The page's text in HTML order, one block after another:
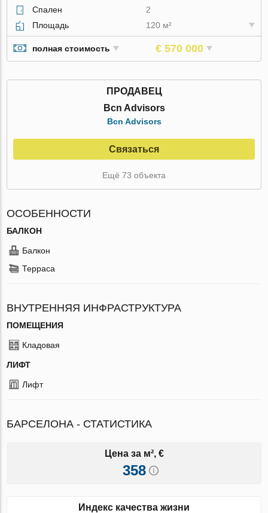
Спален
2
Площадь
120 м²
полная стоимость € 570 000
ПРОДАВЕЦ
Bcn Advisors
Bcn Advisors
Связаться
Ещё 73 объекта
ОСОБЕННОСТИ
БАЛКОН
Балкон
Терраса
ВНУТРЕННЯЯ ИНФРАСТРУКТУРА
ПОМЕЩЕНИЯ
Кладовая
ЛИФТ
Лифт
БАРСЕЛОНА - СТАТИСТИКА
Цена за м², €
358
Индекс качества жизни